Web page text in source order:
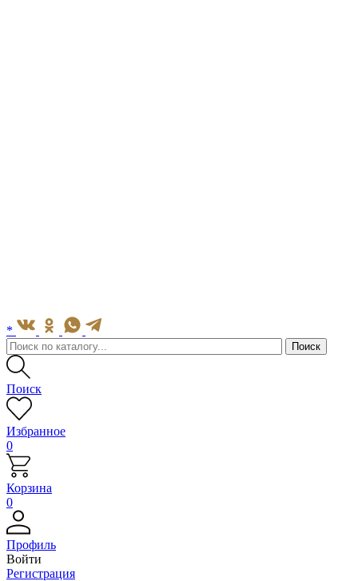
*
Поиск
Избранное
0
Корзина
0
Профиль
Войти
Регистрация